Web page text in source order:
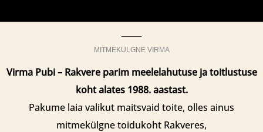
MITMEKÜLGNE VIRMA
Virma Pubi – Rakvere parim meelelahutuse ja toitlustuse
koht alates 1988. aastast.
Pakume laia valikut maitsvaid toite, olles ainus
mitmekülgne toidukoht Rakveres,